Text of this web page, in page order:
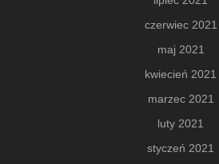
czerwiec 2021
maj 2021
kwiecień 2021
marzec 2021
luty 2021
styczeń 2021